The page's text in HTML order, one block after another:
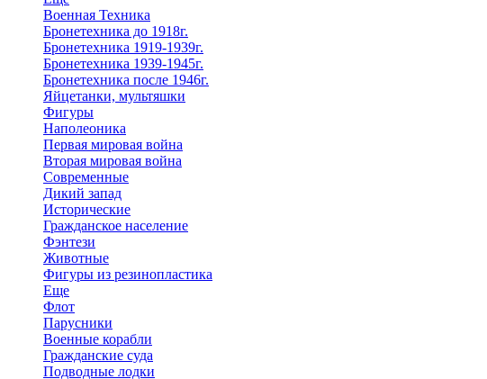
Военная Техника
Бронетехника до 1918г.
Бронетехника 1919-1939г.
Бронетехника 1939-1945г.
Бронетехника после 1946г.
Яйцетанки, мультяшки
Фигуры
Наполеоника
Первая мировая война
Вторая мировая война
Современные
Дикий запад
Исторические
Гражданское население
Фэнтези
Животные
Фигуры из резинопластика
Еще
Флот
Парусники
Военные корабли
Гражданские суда
Подводные лодки